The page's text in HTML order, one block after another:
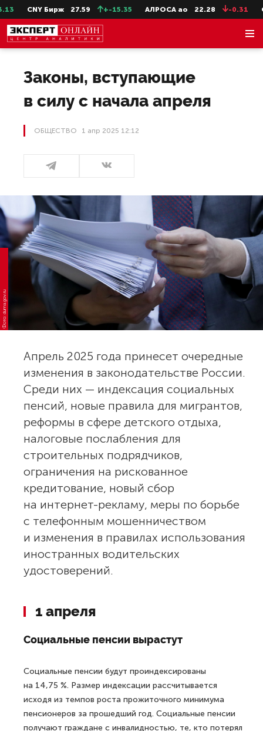
CNY Бирж 27.59 +-15.35 АЛРОСА ао 22.28 -0.31
Законы, вступающие
в силу с начала апреля
ОБЩЕСТВО 1 апр 2025 12:12
Фото: duma.gov.ru
Апрель 2025 года принесет очередные
изменения в законодательстве России.
Среди них — индексация социальных
пенсий, новые правила для мигрантов,
реформы в сфере детского отдыха,
налоговые послабления для
строительных подрядчиков,
ограничения на рискованное
кредитование, новый сбор
на интернет-рекламу, меры по борьбе
с телефонным мошенничеством
и изменения в правилах использования
иностранных водительских
удостоверений.
1 апреля
Социальные пенсии вырастут
Социальные пенсии будут проиндексированы
на 14,75 %. Размер индексации рассчитывается
исходя из темпов роста прожиточного минимума
пенсионеров за прошедший год. Социальные пенсии
получают граждане с инвалидностью, те, кто потерял